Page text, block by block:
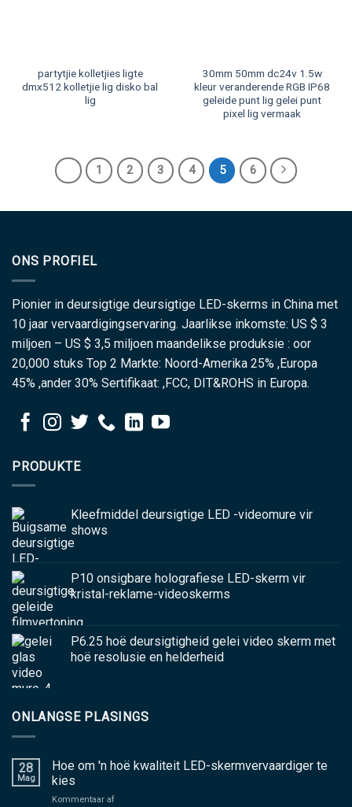
partytjie kolletjies ligte
dmx512 kolletjie lig disko bal
lig
30mm 50mm dc24v 1.5w
kleur veranderende RGB IP68
geleide punt lig gelei punt
pixel lig vermaak
1 2 3 4 5 6
ONS PROFIEL
Pionier in deursigtige deursigtige LED-skerms in China met
10 jaar vervaardigingservaring. Jaarlikse inkomste: US $ 3
miljoen – US $ 3,5 miljoen maandelikse produksie : oor
20,000 stuks Top 2 Markte: Noord-Amerika 25% ,Europa
45% ,ander 30% Sertifikaat: ,FCC, DIT&ROHS in Europa.
PRODUKTE
Kleefmiddel deursigtige LED -videomure vir
shows
P10 onsigbare holografiese LED-skerm vir
kristal-reklame-videoskerms
P6.25 hoë deursigtigheid gelei video skerm met
hoë resolusie en helderheid
ONLANGSE PLASINGS
28
Mag
Hoe om 'n hoë kwaliteit LED-skermvervaardiger te
kies
Kommentaar afaan